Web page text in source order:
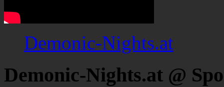
Demonic-Nights.at
Demonic-Nights.at @